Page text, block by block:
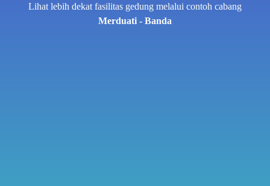
Lihat lebih dekat fasilitas gedung melalui contoh cabang
Merduati - Banda